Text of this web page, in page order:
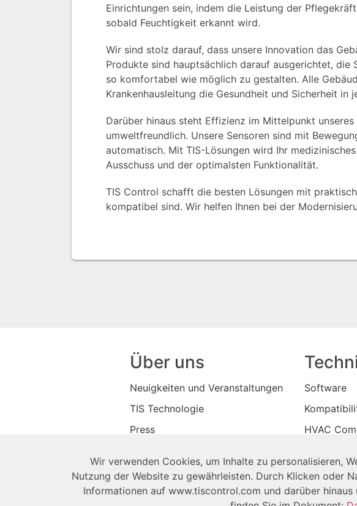
Einrichtungen sein, indem die Leistung der
sobald Feuchtigkeit erkannt wird.
Wir sind stolz darauf, dass unsere Innovation das
Produkte sind hauptsächlich darauf ausgerichtet, die
so komfortabel wie möglich zu gestalten. Alle
Krankenhausleitung die Gesundheit und Sicherheit in
Darüber hinaus steht Effizienz im Mittelpunkt
umweltfreundlich. Unsere Sensoren sind mit
automatisch. Mit TIS-Lösungen wird Ihr
Ausschuss und der optimalsten Funktionalität.
TIS Control schafft die besten Lösungen mit
kompatibel sind. Wir helfen Ihnen bei der
Über uns
Neuigkeiten und Veranstaltungen
TIS Technologie
Press
Shop
Software
HVAC
Copyright
Wir verwenden Cookies, um Inhalte zu personalisieren,
Nutzung der Website zu gewährleisten. Durch Klicken oder
Informationen auf www.tiscontrol.com und darüber